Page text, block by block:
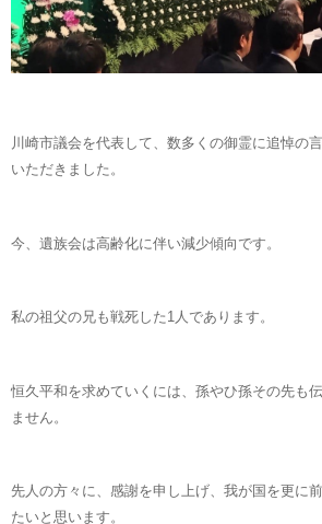
川崎市議会を代表して、数多くの御霊に追悼の
いただきました。
今、遺族会は高齢化に伴い減少傾向です。
私の祖父の兄も戦死した1人であります。
恒久平和を求めていくには、孫やひ孫その先も
ません。
先人の方々に、感謝を申し上げ、我が国を更に
たいと思います。